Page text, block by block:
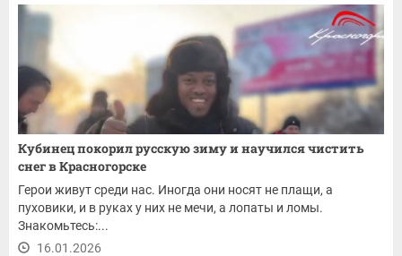
Кубинец покорил русскую зиму и научился чистить
снег в Красногорске
Герои живут среди нас. Иногда они носят не плащи, а
пуховики, и в руках у них не мечи, а лопаты и ломы.
Знакомьтесь:...
16.01.2026